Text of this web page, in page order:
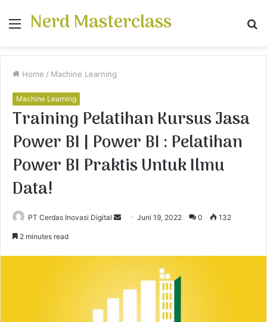
Menu
Nerd Masterclass
Home / Machine Learning
Machine Learning
Training Pelatihan Kursus Jasa
Power BI | Power BI : Pelatihan
Power BI Praktis Untuk Ilmu
Data!
PT Cerdas Inovasi Digital
n
Juni 19, 2022 0 132
2 minutes read